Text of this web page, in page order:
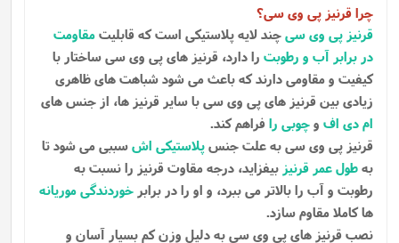
چرا قرنیز پی وی سی؟
قرنیز پی وی سیچند لایه پلاستیکی است که قابلیتمقاومت
در برابر آب و رطوبت را دارد، قرنیز های پی وی سی ساختار با
کیفیت و مقاومی دارند که باعث می شود شباهت های ظاهری
زیادی بین قرنیز های پی وی سی با سایر قرنیز ها، از جنس های
ام دی اف وچوبی را فراهم کند.
قرنیز پی وی سی به علت جنسپلاستیکی اشسببی می شود تا
بهطول عمر قرنیز بیفزاید، درجه مقاوت قرنیز را نسبت به
رطوبت و آب را بالاتر می ببرد، و او را در برابر خوردندگی موریانه
ها کاملا مقاوم سازد.
نصب قرنیز های پی وی سی به دلیل وزن کم بسیار آسان و